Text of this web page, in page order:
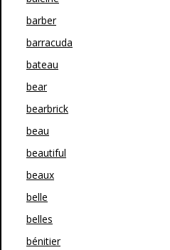
barber
barracuda
bateau
bear
bearbrick
beau
beautiful
beaux
belle
belles
bénitier